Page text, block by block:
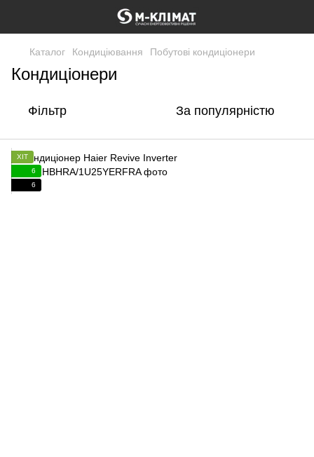
Каталог Кондиціювання Побутові кондиціонери
Кондиціонери
Фільтр За популярністю
ХІТ
6
6